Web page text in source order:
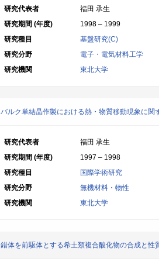
研究代表者
福田 承生
研究期間 (年度)
1998 – 1999
研究種目
基盤研究(C)
研究分野
電子・電気材料工学
研究機関
東北大学
バルク単結晶作製における熱・物質移動現象に関
研究代表者
福田 承生
研究期間 (年度)
1997 – 1998
研究種目
国際学術研究
研究分野
無機材料・物性
研究機関
東北大学
錯体を前駆体とする希土類複合酸化物の合成と性